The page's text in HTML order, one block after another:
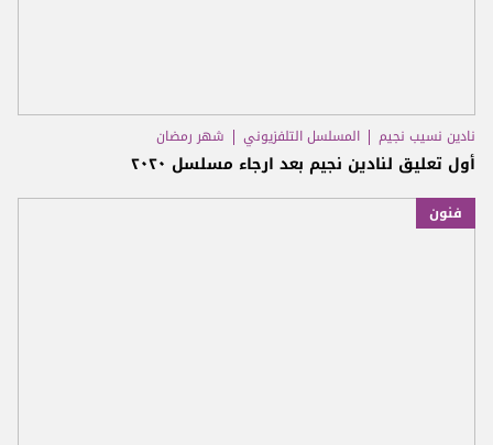
نادين نسيب نجيم المسلسل التلفزيوني شهر رمضان
أول تعليق لنادين نجيم بعد ارجاء مسلسل ٢٠٢٠
فنون